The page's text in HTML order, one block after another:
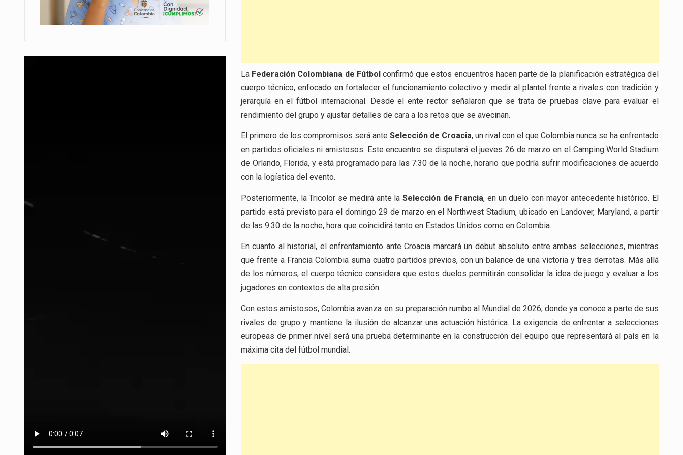
La Federación Colombiana de Fútbolconfirmó que estos encuentros hacen parte de la planificación estratégica del
cuerpo técnico, enfocado en fortalecer el funcionamiento colectivo y medir al plantel frente a rivales con tradición y
jerarquía en el fútbol internacional. Desde el ente rector señalaron que se trata de pruebas clave para evaluar el
rendimiento del grupo y ajustar detalles de cara a los retos que se avecinan.
El primero de los compromisos será ante Selección de Croacia, un rival con el que Colombia nunca se ha enfrentado
en partidos oficiales ni amistosos. Este encuentro se disputará el jueves 26 de marzo en el Camping World Stadium
de Orlando, Florida, y está programado para las 7:30 de la noche, horario que podría sufrir modificaciones de acuerdo
con la logística del evento.
Posteriormente, la Tricolor se medirá ante la Selección de Francia, en un duelo con mayor antecedente histórico. El
partido está previsto para el domingo 29 de marzo en el Northwest Stadium, ubicado en Landover, Maryland, a partir
de las 9:30 de la noche, hora que coincidirá tanto en Estados Unidos como en Colombia.
En cuanto al historial, el enfrentamiento ante Croacia marcará un debut absoluto entre ambas selecciones, mientras
que frente a Francia Colombia suma cuatro partidos previos, con un balance de una victoria y tres derrotas. Más allá
de los números, el cuerpo técnico considera que estos duelos permitirán consolidar la idea de juego y evaluar a los
jugadores en contextos de alta presión.
Con estos amistosos, Colombia avanza en su preparación rumbo al Mundial de 2026, donde ya conoce a parte de sus
rivales de grupo y mantiene la ilusión de alcanzar una actuación histórica. La exigencia de enfrentar a selecciones
europeas de primer nivel será una prueba determinante en la construcción del equipo que representará al país en la
máxima cita del fútbol mundial.